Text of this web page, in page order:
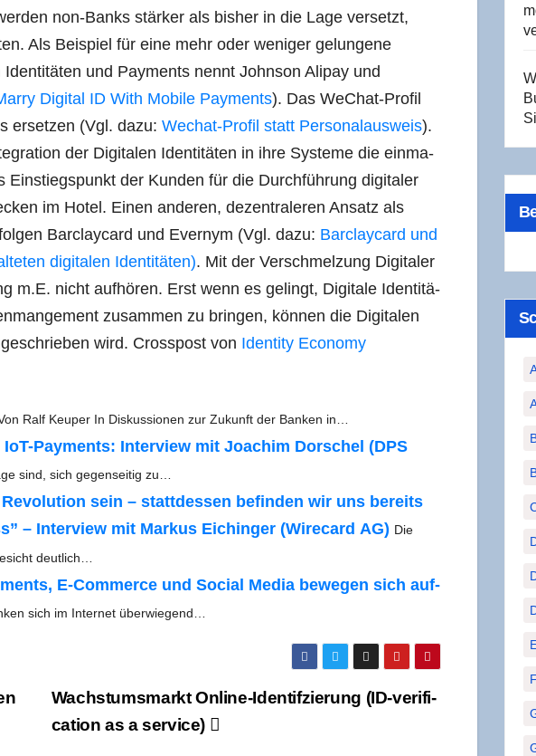
non-Banks stär­ker als bis­her in die Lage ver­setzt,
Als Bei­spiel für eine mehr oder weni­ger gelun­ge­ne
und Pay­ments nennt John­son Ali­pay und
Digi­tal ID With Mobi­le Pay­ments). Das WeChat-Pro­fil
erset­zen (Vgl. dazu: Wechat-Pro­fil statt Per­so­nal­aus­weis).
der Digi­ta­len Iden­ti­tä­ten in ihre Sys­te­me die ein­ma­
Ein­stiegs­punkt der Kun­den für die Durch­füh­rung digi­ta­ler
im Hotel. Einen ande­ren, dezen­tra­le­ren Ansatz als
Bar­clay­card und Ever­nym (Vgl. dazu: Bar­clay­card und
digi­ta­len Iden­ti­tä­ten). Mit der Ver­schmel­zung Digi­ta­ler
m.E. nicht auf­hö­ren. Erst wenn es gelingt, Digi­ta­le Iden­ti­tä­
zusam­men zu brin­gen, kön­nen die Digi­ta­len
wird. Cross­post von Iden­ti­ty Economy
Ralf Keu­per In Dis­kus­sio­nen zur Zukunft der Ban­ken in…
Pay­­ments: Inter­view mit Joa­chim Dor­schel (DPS
sind, sich gegen­sei­tig zu…
sein – statt­des­sen befin­den wir uns bereits
– Inter­view mit Mar­kus Eichin­ger (Wire­card AG) Die
deutlich…
E‑Commerce und Social Media bewe­gen sich auf­
sich im Inter­net überwiegend…
Wachs­tums­markt Online-Iden­ti­f­zie­rung (ID-veri­fi­
ca­ti­on as a service)